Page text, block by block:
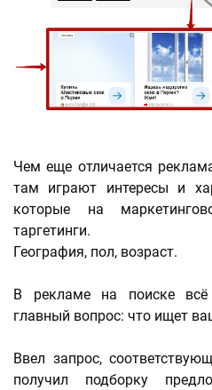
Чем еще отличается
там играют интересы и
которые на
таргетинги.
География, пол, возраст.
В рекламе на поиске
главный вопрос: что ищет
Ввел запрос,
получил подборку